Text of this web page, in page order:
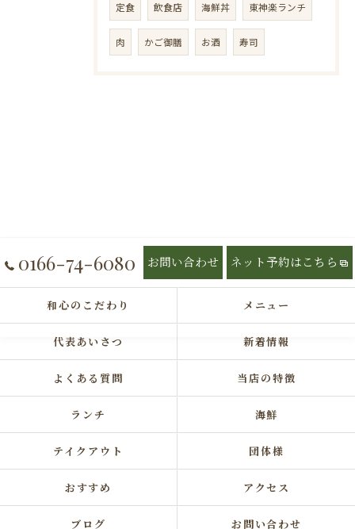
定食 飲食店 海鮮丼 東神楽ランチ
肉 かご御膳 お酒 寿司
0166-74-6080 お問い合わせ ネット予約はこちら
和心のこだわり メニュー
代表あいさつ 新着情報
よくある質問 当店の特徴
ランチ 海鮮
テイクアウト 団体様
おすすめ アクセス
ブログ お問い合わせ